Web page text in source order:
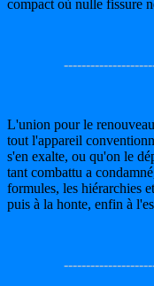
compact où nulle fissure
L'union pour le
tout l'appareil
s'en exalte, ou qu'on le
tant combattu a
formules, les hiérarchies
puis à la honte, enfin à